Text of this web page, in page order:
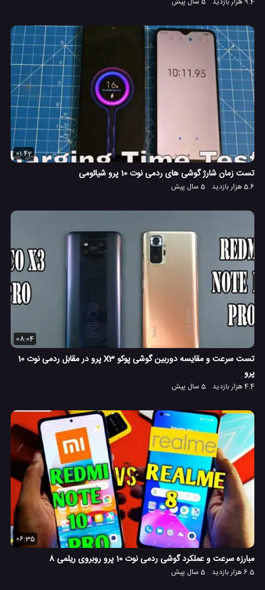
01:42
تست زمان شارژ گوشی های ردمی نوت 10 پرو شیائومی
5.6 هزار بازدید 5 سال پیش
08:04
تست سرعت و مقایسه دوربین گوشی پوکو X3 پرو در مقابل ردمی نوت 10
پرو
4.4 هزار بازدید 5 سال پیش
06:35
مبارزه سرعت و عملکرد گوشی ردمی نوت 10 پرو روبروی ریلمی 8
6.5 هزار بازدید 5 سال پیش